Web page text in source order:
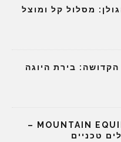
מסלול קל ומוצל
הקדושה: בירת היוגה
מבחן שטח: MOUNTAIN EQUIPMENT COMICI –
טכניים